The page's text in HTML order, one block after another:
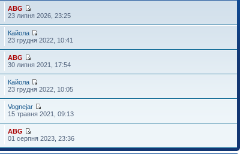
ABG
23 липня 2026, 23:25
Кайола
23 грудня 2022, 10:41
ABG
30 липня 2021, 17:54
Кайола
23 грудня 2022, 10:05
Vognejar
15 травня 2021, 09:13
ABG
01 серпня 2023, 23:36